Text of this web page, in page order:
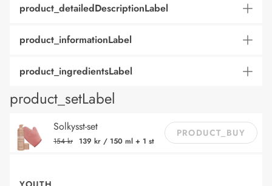
product_detailedDescriptionLabel
product_informationLabel
product_ingredientsLabel
product_setLabel
Solkysst-set
154 kr 139 kr / 150 ml + 1 st
PRODUCT_BUY